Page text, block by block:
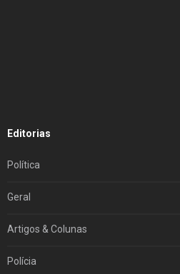
Editorias
Política
Geral
Artigos & Colunas
Polícia